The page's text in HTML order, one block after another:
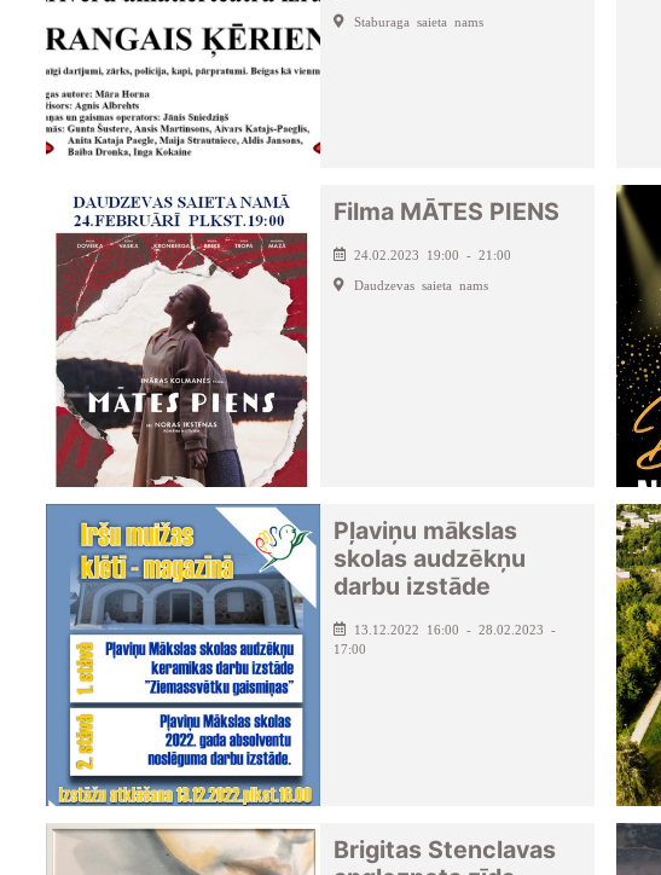
Staburaga saieta nams
Filma MĀTES PIENS
24.02.2023 19:00 - 21:00
Daudzevas saieta nams
Pļaviņu mākslas
skolas audzēkņu
darbu izstāde
13.12.2022 16:00 - 28.02.2023 -
17:00
Brigitas Stenclavas